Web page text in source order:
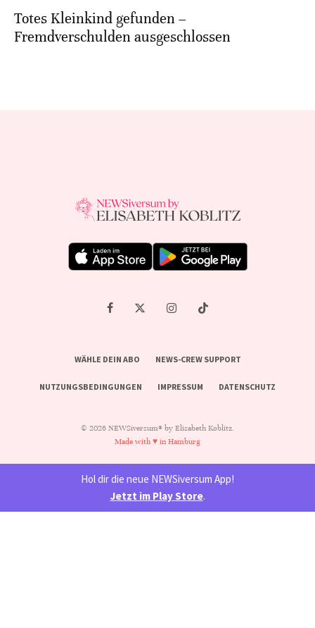
Totes Kleinkind gefunden –
Fremdverschulden ausgeschlossen
WÄHLE DEIN ABO NEWS-CREW SUPPORT
NUTZUNGSBEDINGUNGEN IMPRESSUM DATENSCHUTZ
© 2026 NEWSiversum® by Elisabeth Koblitz.
Made with ♥ in Hamburg
Hol dir die neue NEWSiversum App!
Jetzt im Play Store.